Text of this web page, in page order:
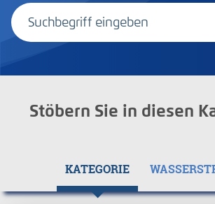
Stöbern Sie in diesen
KATEGORIE